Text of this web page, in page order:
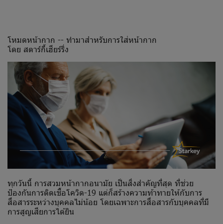
โหมดหน้ากาก -- ทำมาสำหรับการใส่หน้ากาก
โดย สตาร์กี้เฮียร์ริ่ง
ทุกวันนี้ การสวมหน้ากากอนามัย เป็นสิ่งสำคัญที่สุด ที่ช่วย
ป้องกันการติดเชื้อโควิด-19 แต่ก็สร้างความท้าทายให้กับการ
สื่อสารระหว่างบุคคลไม่น้อย โดยเฉพาะการสื่อสารกับบุคคลที่มี
การสูญเสียการได้ยิน